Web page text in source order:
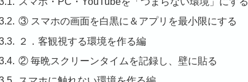
③ スマホの画面を白黒に＆アプリを最小限にする
２．客観視する環境を作る編
② 毎晩スクリーンタイムを記録し、壁に貼る